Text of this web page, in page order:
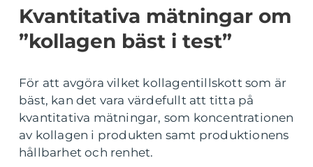
Kvantitativa mätningar om
”kollagen bäst i test”
För att avgöra vilket kollagentillskott som är
bäst, kan det vara värdefullt att titta på
kvantitativa mätningar, som koncentrationen
av kollagen i produkten samt produktionens
hållbarhet och renhet.